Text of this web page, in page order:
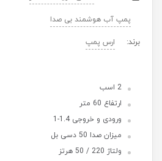
پمپ آب هوشمند بی صدا
برند: ارس پمپ
2 اسب
ارتفاع 60 متر
ورودی و خروجی 1.4-1
میزان صدا 50 دسی بل
ولتاژ 220 / 50 هرتز